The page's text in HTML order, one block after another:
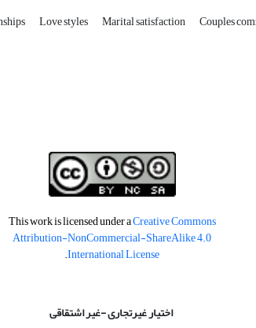
Love styles Marital satisfaction Couples
This work is licensed under aCreative Commons
Attribution-NonCommercial-ShareAlike 4.0
International License
.
اختیار غیرتجاری -غیر اشتقاقی